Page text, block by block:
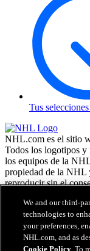
Tus
NHL.com es el sitio
Todos los logotipos
los equipos de la
propiedad de la NHL
reproducir sin el
las camisetas de los
nombres y números
NHL y la NHLPA.
configuración de la
We and our third-
technologies to
your preferences,
NHL.com, and as
Cookie Policy . To